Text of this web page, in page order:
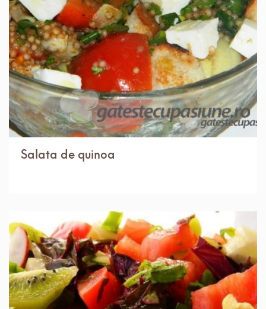
Salata de quinoa